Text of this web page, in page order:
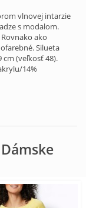
vlnovej intarzie
s modalom.
ako
Silueta
(veľkosť 48).
14%
Dámske